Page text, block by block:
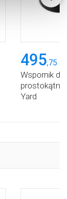
Jeśli chcesz
495,75
Wspornik
prostokątna
Yard